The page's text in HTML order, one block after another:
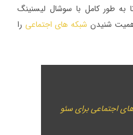
به طور کامل با سوشال لیسنینگ
شبکه های اجتماعی را
اجتماعی برای سئو